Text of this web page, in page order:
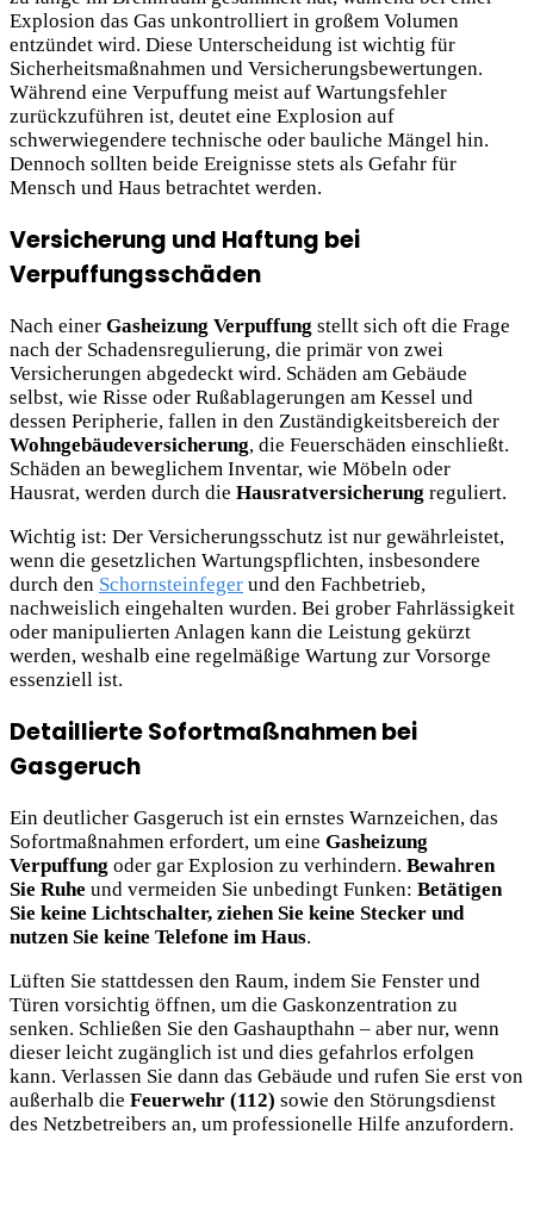
Explosion das Gas unkontrolliert in großem Volumen
entzündet wird. Diese Unterscheidung ist wichtig für
Sicherheitsmaßnahmen und Versicherungsbewertungen.
Während eine Verpuffung meist auf Wartungsfehler
zurückzuführen ist, deutet eine Explosion auf
schwerwiegendere technische oder bauliche Mängel hin.
Dennoch sollten beide Ereignisse stets als Gefahr für
Mensch und Haus betrachtet werden.
Versicherung und Haftung bei
Verpuffungsschäden
Nach einer Gasheizung Verpuffung stellt sich oft die Frage
nach der Schadensregulierung, die primär von zwei
Versicherungen abgedeckt wird. Schäden am Gebäude
selbst, wie Risse oder Rußablagerungen am Kessel und
dessen Peripherie, fallen in den Zuständigkeitsbereich der
Wohngebäudeversicherung, die Feuerschäden einschließt.
Schäden an beweglichem Inventar, wie Möbeln oder
Hausrat, werden durch die Hausratversicherung reguliert.
Wichtig ist: Der Versicherungsschutz ist nur gewährleistet,
wenn die gesetzlichen Wartungspflichten, insbesondere
durch den Schornsteinfeger und den Fachbetrieb,
nachweislich eingehalten wurden. Bei grober Fahrlässigkeit
oder manipulierten Anlagen kann die Leistung gekürzt
werden, weshalb eine regelmäßige Wartung zur Vorsorge
essenziell ist.
Detaillierte Sofortmaßnahmen bei
Gasgeruch
Ein deutlicher Gasgeruch ist ein ernstes Warnzeichen, das
Sofortmaßnahmen erfordert, um eine Gasheizung
Verpuffung oder gar Explosion zu verhindern. Bewahren
Sie Ruhe und vermeiden Sie unbedingt Funken: Betätigen
Sie keine Lichtschalter, ziehen Sie keine Stecker und
nutzen Sie keine Telefone im Haus.
Lüften Sie stattdessen den Raum, indem Sie Fenster und
Türen vorsichtig öffnen, um die Gaskonzentration zu
senken. Schließen Sie den Gashaupthahn – aber nur, wenn
dieser leicht zugänglich ist und dies gefahrlos erfolgen
kann. Verlassen Sie dann das Gebäude und rufen Sie erst von
außerhalb die Feuerwehr (112) sowie den Störungsdienst
des Netzbetreibers an, um professionelle Hilfe anzufordern.